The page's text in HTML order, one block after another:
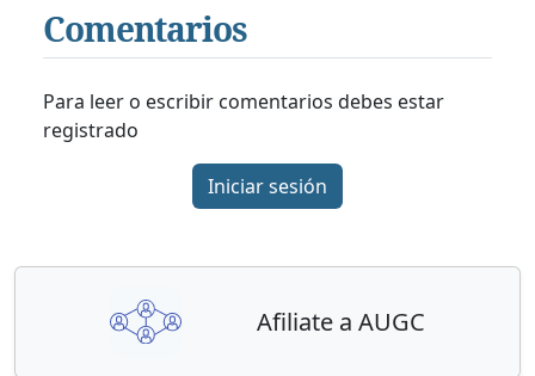
Comentarios
Para leer o escribir comentarios debes estar
registrado
Iniciar sesión
Afiliate a AUGC